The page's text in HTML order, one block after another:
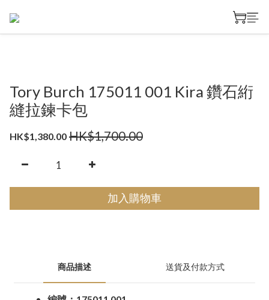
Tory Burch 175011 001 Kira 鑽石絎
縫拉鍊卡包
HK$1,380.00 HK$1,700.00
加入購物車
商品描述 送貨及付款方式